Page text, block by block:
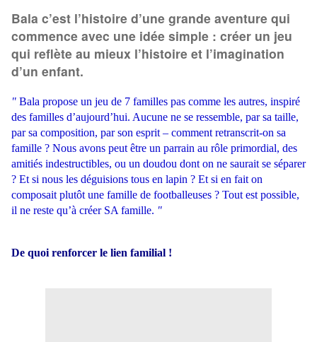
Bala c’est l’histoire d’une grande aventure qui
commence avec une idée simple : créer un jeu
qui reflète au mieux l’histoire et l’imagination
d’un enfant.
" Bala propose un jeu de 7 familles pas comme les autres, inspiré
des familles d’aujourd’hui. Aucune ne se ressemble, par sa taille,
par sa composition, par son esprit – comment retranscrit-on sa
famille ? Nous avons peut être un parrain au rôle primordial, des
amitiés indestructibles, ou un doudou dont on ne saurait se séparer
? Et si nous les déguisions tous en lapin ? Et si en fait on
composait plutôt une famille de footballeuses ? Tout est possible,
il ne reste qu’à créer SA famille. "
De quoi renforcer le lien familial !